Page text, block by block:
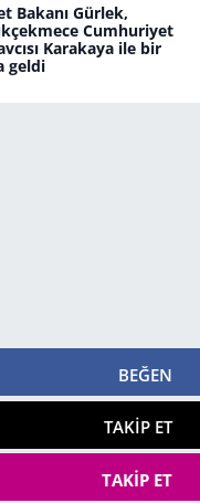
Bakanı Gürlek,
Cumhuriyet
Karakaya ile bir
geldi
BEĞEN
TAKIP ET
TAKIP ET